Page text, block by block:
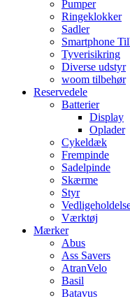
Pumper
Ringeklokker
Sadler
Smartphone
Tyverisikring
Diverse udstyr
woom tilbehør
Reservedele
Batterier
Display
Oplader
Cykeldæk
Frempinde
Sadelpinde
Skærme
Styr
Værktøj
Mærker
Abus
Ass Savers
AtranVelo
Basil
Batavus